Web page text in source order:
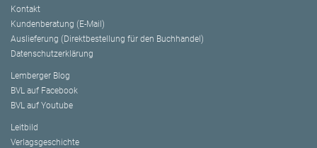
Kontakt
Kundenberatung (E-Mail)
Auslieferung (Direktbestellung für den Buchhandel)
Datenschutzerklärung
Lemberger Blog
BVL auf Facebook
BVL auf Youtube
Leitbild
Verlagsgeschichte